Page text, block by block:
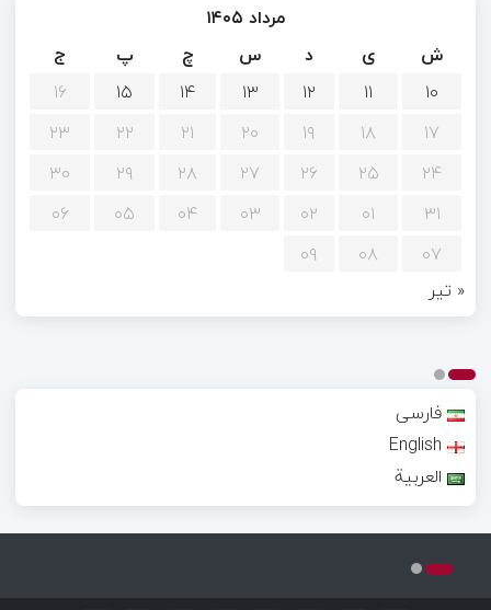
مرداد ۱۴۰۵
ش
ی د س چ پ
ج
۱۰
۱۱ ۱۲ ۱۳ ۱۴ ۱۵
۱۶
۱۷
۱۸ ۱۹ ۲۰ ۲۱ ۲۲
۲۳
۲۴
۲۵ ۲۶ ۲۷ ۲۸ ۲۹
۳۰
۳۱
۰۱ ۰۲ ۰۳ ۰۴ ۰۵
۰۶
۰۷
۰۸
۰۹
« تیر
فارسی
English
العربية